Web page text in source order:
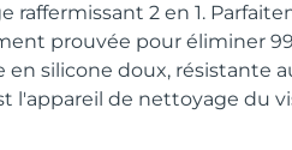
raffermissant 2 en 1.
prouvée pour éliminer
en silicone doux, résistante
l'appareil de nettoyage du